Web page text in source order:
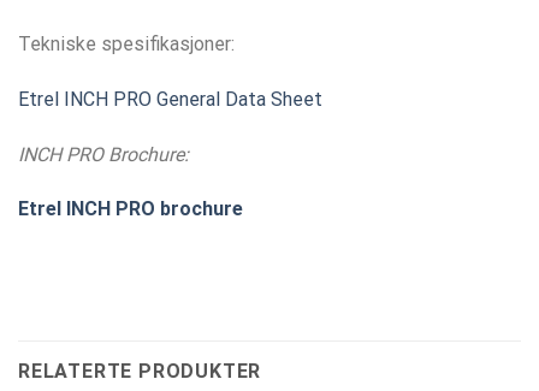
Tekniske spesifikasjoner:
Etrel INCH PRO General Data Sheet
INCH PRO Brochure:
Etrel INCH PRO brochure
RELATERTE PRODUKTER